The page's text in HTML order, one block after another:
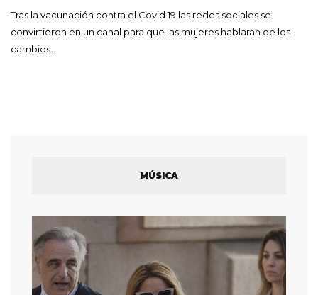
Tras la vacunación contra el Covid 19 las redes sociales se
convirtieron en un canal para que las mujeres hablaran de los
cambios…
MÚSICA